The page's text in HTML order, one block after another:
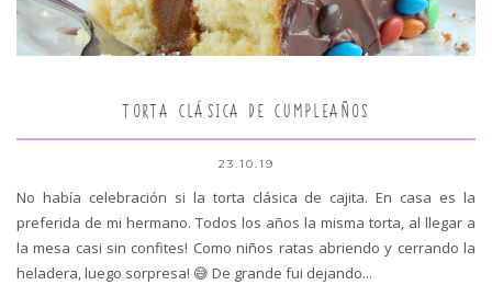
TORTA CLÁSICA DE CUMPLEAÑOS
23.10.19
No había celebración si la torta clásica de cajita. En casa es la
preferida de mi hermano. Todos los años la misma torta, al llegar a
la mesa casi sin confites! Como niños ratas abriendo y cerrando la
heladera, luego sorpresa! 😅 De grande fui dejando...